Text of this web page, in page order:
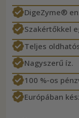
DigeZyme®
Szakértőkkel
Teljes
Nagyszerű íz.
100 %-os
Európában